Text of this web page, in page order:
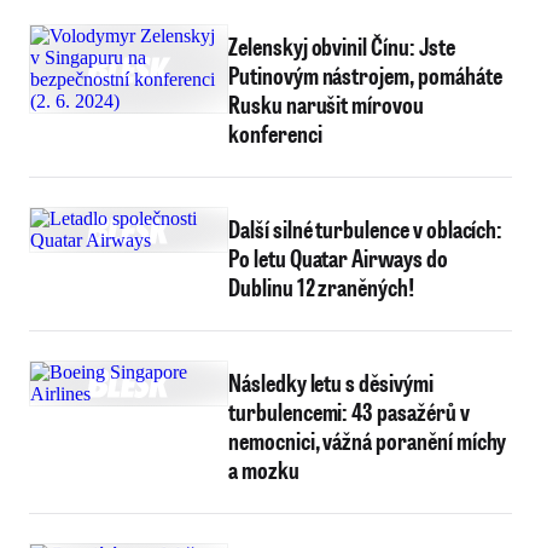
Zelenskyj obvinil Čínu: Jste
Putinovým nástrojem, pomáháte
Rusku narušit mírovou
konferenci
Další silné turbulence v oblacích:
Po letu Quatar Airways do
Dublinu 12 zraněných!
Následky letu s děsivými
turbulencemi: 43 pasažérů v
nemocnici, vážná poranění míchy
a mozku